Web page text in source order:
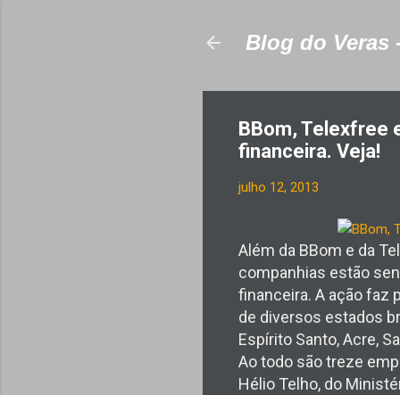
Blog do Veras
BBom, Telexfree
financeira. Veja!
julho 12, 2013
Além da BBom e da
companhias estão
financeira. A ação faz
de diversos estados
Espírito Santo, Acre,
Ao todo são treze
Hélio Telho, do